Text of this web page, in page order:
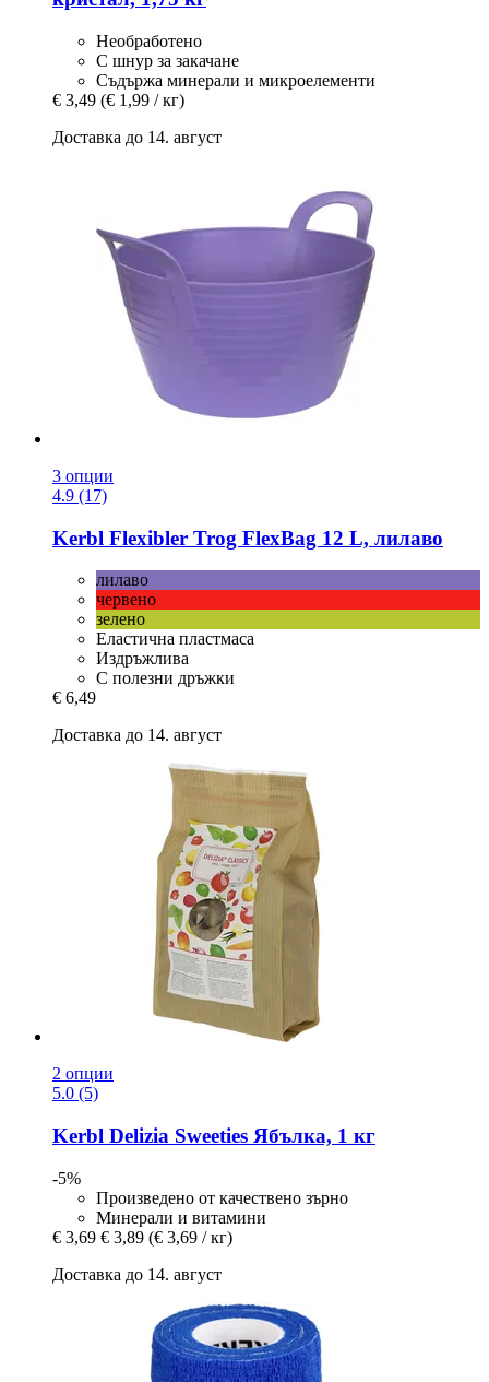
Необработено
С шнур за закачане
Съдържа минерали и микроелементи
€ 3,49 (€ 1,99 / кг)
Доставка до 14. август
3 опции
4.9 (17)
Kerbl Flexibler Trog FlexBag 12 L, лилаво
лилаво
червенo
зелено
Еластична пластмаса
Издръжлива
С полезни дръжки
€ 6,49
Доставка до 14. август
2 опции
5.0 (5)
Kerbl Delizia Sweeties Ябълка, 1 кг
-5%
Произведено от качествено зърно
Минерали и витамини
€ 3,69 € 3,89 (€ 3,69 / кг)
Доставка до 14. август